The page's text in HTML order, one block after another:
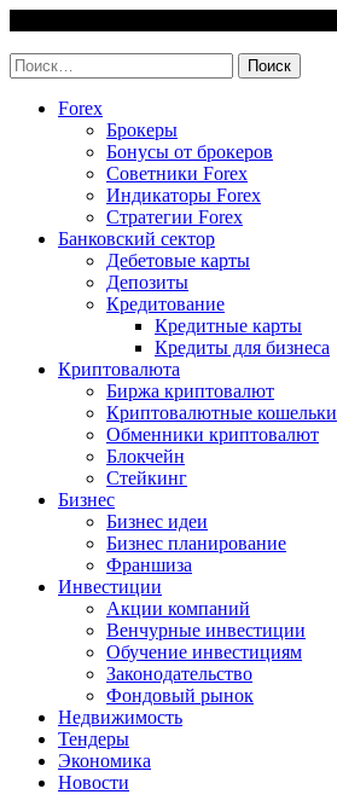
content
Найти:
Forex
Брокеры
Бонусы от брокеров
Советники Forex
Индикаторы Forex
Стратегии Forex
Банковский сектор
Дебетовые карты
Депозиты
Кредитование
Кредитные карты
Кредиты для бизнеса
Криптовалюта
Биржа криптовалют
Криптовалютные кошельки
Обменники криптовалют
Блокчейн
Стейкинг
Бизнес
Бизнес идеи
Бизнес планирование
Франшиза
Инвестиции
Акции компаний
Венчурные инвестиции
Обучение инвестициям
Законодательство
Фондовый рынок
Недвижимость
Тендеры
Экономика
Новости